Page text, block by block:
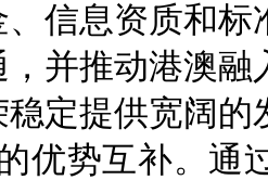
信息资质和
，并推动港澳
稳定提供宽阔
优势互补。通